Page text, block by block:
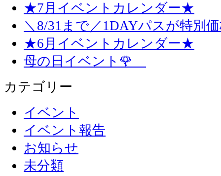
★7月イベントカレンダー★
＼8/31まで／1DAYパスが特別
★6月イベントカレンダー★
母の日イベント🌹
カテゴリー
イベント
イベント報告
お知らせ
未分類